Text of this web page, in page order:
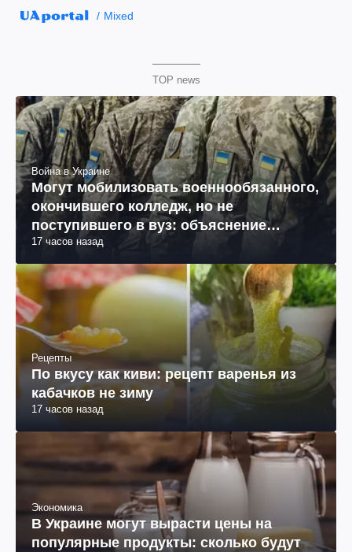
Mixed
TOP news
Война в Украине
Могут мобилизовать военнообязанного,
окончившего колледж, но не
поступившего в вуз: объяснение
юриста
17 часов назад
Рецепты
По вкусу как киви: рецепт варенья из
кабачков не зиму
17 часов назад
Экономика
В Украине могут вырасти цены на
популярные продукты: сколько будут